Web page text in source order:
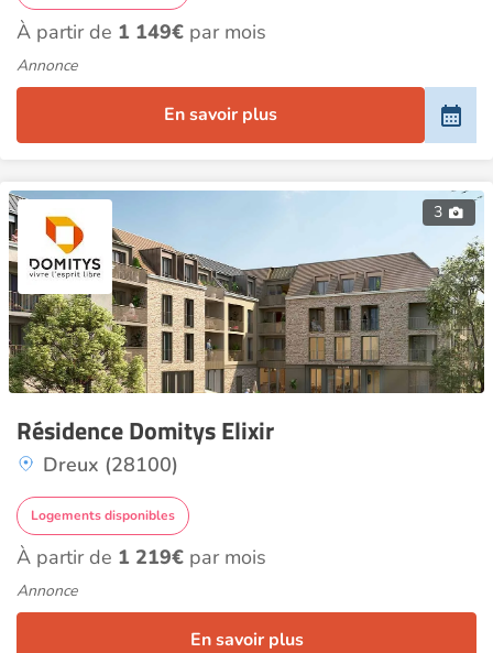
À partir de 1 149€ par mois
Annonce
En savoir plus
3
Résidence Domitys Elixir
Dreux (28100)
Logements disponibles
À partir de 1 219€ par mois
Annonce
En savoir plus